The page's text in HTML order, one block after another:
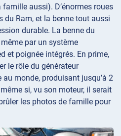
aussi). D’énormes roues
du Ram, et la benne tout aussi
durable. La benne du
par un système
et poignée intégrés. En prime,
le rôle du générateur
monde, produisant jusqu’à 2
si, vu son moteur, il serait
les photos de famille pour